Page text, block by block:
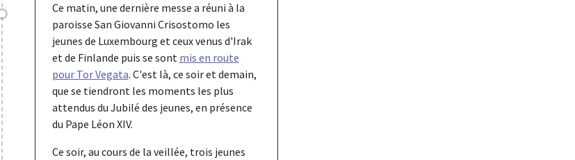
Ce matin, une dernière messe a réuni à la
paroisse San Giovanni Crisostomo les
jeunes de Luxembourg et ceux venus d'Irak
et de Finlande puis se sont mis en route
pour Tor Vegata. C'est là, ce soir et demain,
que se tiendront les moments les plus
attendus du Jubilé des jeunes, en présence
du Pape Léon XIV.
Ce soir, au cours de la veillée, trois jeunes